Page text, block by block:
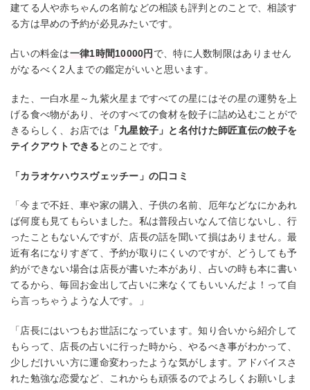
建てる人や赤ちゃんの名前などの相談も評判とのことで、相談す
る方は早めの予約が必見みたいです。
占いの料金は一律1時間10000円 で、特に人数制限はありません
がなるべく2人までの鑑定がいいと思います。
また、一白水星～九紫火星まですべての星にはその星の運勢を上
げる食べ物があり、そのすべての食材を餃子に詰め込むことがで
きるらしく、お店では 「九星餃子」と名付けた師匠直伝の餃子を
テイクアウトできる とのことです。
「カラオケハウスヴェッチー」の口コミ
「今まで不妊、車や家の購入、子供の名前、厄年などなにかあれ
ば何度も見てもらいました。私は普段占いなんて信じないし、行
ったこともないんですが、店長の話を聞いて損はありません。最
近有名になりすぎて、予約が取りにくいのですが、どうしても予
約ができない場合は店長が書いた本があり、占いの時も本に書い
てるから、毎回お金出して占いに来なくてもいいんだよ！って自
ら言っちゃうような人です。」
「店長にはいつもお世話になっています。知り合いから紹介して
もらって、店長の占いに行った時から、やるべき事がわかって、
少しだけいい方に運命変わったような気がします。アドバイスさ
れた勉強な恋愛など、これからも頑張るのでよろしくお願いしま